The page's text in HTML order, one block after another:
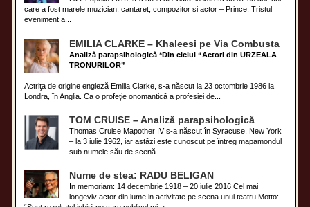
care a fost marele muzician, cantaret, compozitor si actor – Prince. Tristul
eveniment a...
EMILIA CLARKE – Khaleesi pe Via Combusta
Analiză parapsihologică *Din ciclul “Actori din URZEALA
TRONURILOR”
Actriţa de origine engleză Emilia Clarke, s-a născut la 23 octombrie 1986 la
Londra, în Anglia. Ca o profeţie onomantică a profesiei de...
TOM CRUISE – Analiză parapsihologică
Thomas Cruise Mapother IV s-a născut în Syracuse, New York
– la 3 iulie 1962, iar astăzi este cunoscut pe întreg mapamondul
sub numele său de scenă –...
Nume de stea: RADU BELIGAN
In memoriam: 14 decembrie 1918 – 20 iulie 2016 Cel mai
longeviv actor din lume in activitate pe scena unui teatru Motto: